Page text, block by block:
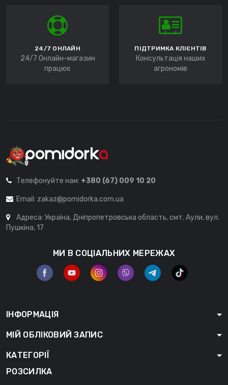
24/7 ОНЛАЙН
24/7 Онлайн-магазин
працює
ПІДТРИМКА КЛІЄНТІВ
Консультація наших
агрономів
Телефонуйте нам: +380 (67) 009 10 20
Email: zakaz@pomidorka.com.ua
Адреса: Україна, Дніпропетровська область, смт. Аули, вул.
Пушкіна, 17
МИ В СОЦІАЛЬНИХ МЕРЕЖАХ
ІНФОРМАЦІЯ
МІЙ ОБЛІКОВИЙ ЗАПИС
КАТЕГОРІЇ
РОЗСИЛКА